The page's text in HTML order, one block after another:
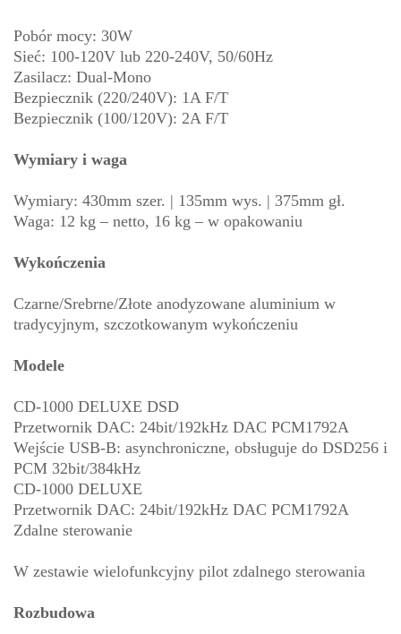
Pobór mocy: 30W
Sieć: 100-120V lub 220-240V, 50/60Hz
Zasilacz: Dual-Mono
Bezpiecznik (220/240V): 1A F/T
Bezpiecznik (100/120V): 2A F/T
Wymiary i waga
Wymiary: 430mm szer. | 135mm wys. | 375mm gł.
Waga: 12 kg – netto, 16 kg – w opakowaniu
Wykończenia
Czarne/Srebrne/Złote anodyzowane aluminium w
tradycyjnym, szczotkowanym wykończeniu
Modele
CD-1000 DELUXE DSD
Przetwornik DAC: 24bit/192kHz DAC PCM1792A
Wejście USB-B: asynchroniczne, obsługuje do DSD256 i
PCM 32bit/384kHz
CD-1000 DELUXE
Przetwornik DAC: 24bit/192kHz DAC PCM1792A
Zdalne sterowanie
W zestawie wielofunkcyjny pilot zdalnego sterowania
Rozbudowa